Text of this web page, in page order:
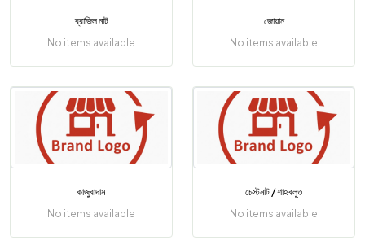
ব্রাজিল নাট
No items available
জোয়ান
No items available
কাজুবাদাম
No items available
চেস্টনাট / শাহবলুত
No items available